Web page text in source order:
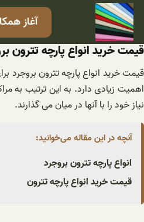
رفتن
محتوا
آغاز
قیمت خرید انواع پارچه تترون
قیمت خرید انواع پارچه تترون بروجرد
اهمیت زیادی دارد. به این ترتیب به
نیاز خود را با آنها در میان می گذارند.
آنچه در این مقاله می‌خوانید:
انواع پارچه تترون بروجرد
قیمت خرید انواع پارچه تترون